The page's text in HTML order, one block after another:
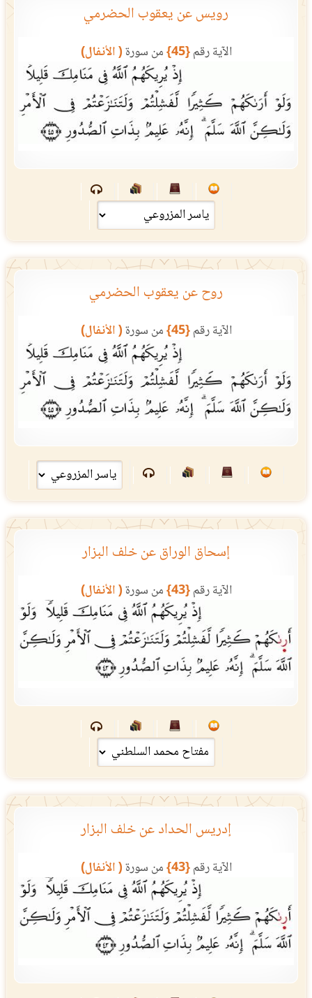
رويس عن يعقوب الحضرمي
الآية رقم{45} من سورة( الأنفال)
روح عن يعقوب الحضرمي
الآية رقم{45} من سورة( الأنفال)
إسحاق الوراق عن خلف البزار
الآية رقم{43} من سورة( الأنفال)
إدريس الحداد عن خلف البزار
الآية رقم{43} من سورة( الأنفال)